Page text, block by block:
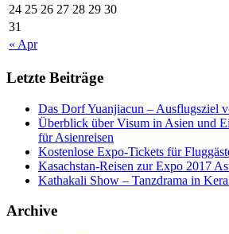
« Apr
24 25 26 27 28 29 30
31
Letzte Beiträge
Das Dorf Yuanjiacun – Ausflugsziel
Überblick über Visum in Asien und
für Asienreisen
Kostenlose Expo-Tickets für
Kasachstan-Reisen zur Expo 2017
Kathakali Show – Tanzdrama in
Archive